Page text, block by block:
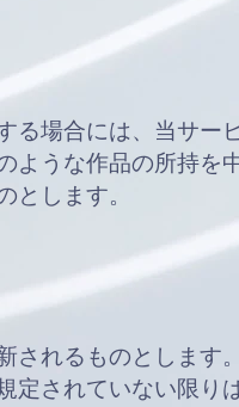
る場合には、当サ
ような作品の所持を
とします。
されるものとします
定されていない限